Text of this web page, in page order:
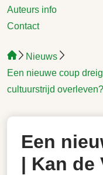
Auteurs info
Contact
Nieuws
Een nieuwe coup
cultuurstrijd overleven?
Een
| Kan de